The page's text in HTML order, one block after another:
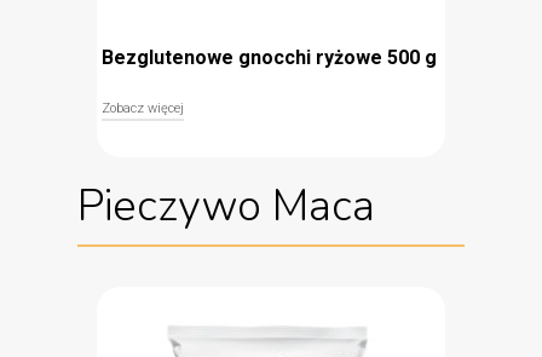
Bezglutenowe gnocchi ryżowe 500 g
Zobacz więcej
ulubionych sosów: mięsnych, warzywnych czy
aromatycznego pesto. Gnocchi Ocelio składają się
z bezglutenowej mąki ryżowej oraz skrobi
ziemniaczanej, co gwarantuje, że są bezpieczne
dla osób zmagających się z celiakią i unikających
błyskawiczne przygotowanie
Pieczywo Maca